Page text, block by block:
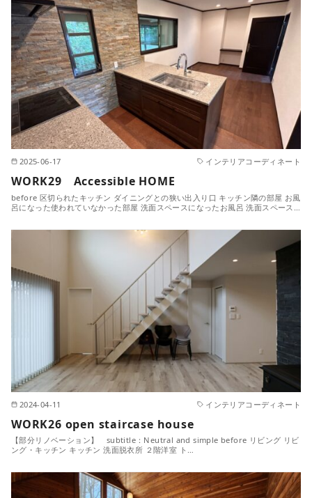
2025-06-17 インテリアコーディネート
WORK29 Accessible HOME
before 区切られたキッチン ダイニングとの狭い出入り口 キッチン隣の部屋 お風
呂になった使われていなかった部屋 洗面スペースになったお風呂 洗面スペース…
2024-04-11 インテリアコーディネート
WORK26 open staircase house
【部分リノベーション】 subtitle：Neutral and simple before リビング リビ
ング・キッチン キッチン 洗面脱衣所 ２階洋室 ト…